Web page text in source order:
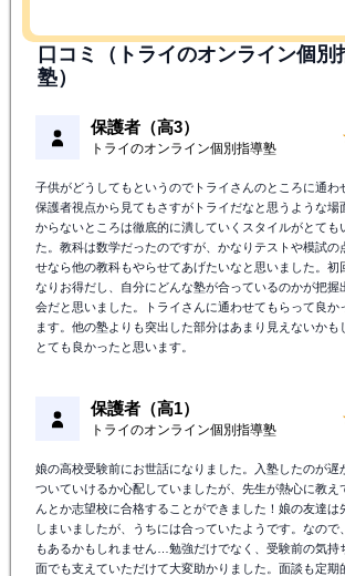
口コミ（トライのオンライン個別
塾）
保護者（高3）
トライのオンライン個別指導塾
子供がどうしてもというのでトライさんのところに通わ
保護者視点から見てもさすがトライだなと思うような場
からないところは徹底的に潰していくスタイルがとても
た。教科は数学だったのですが、かなりテストや模試の
せなら他の教科もやらせてあげたいなと思いました。初
なりお得だし、自分にどんな塾が合っているのかが把握
会だと思いました。トライさんに通わせてもらって良か
ます。他の塾よりも突出した部分はあまり見えないかも
とても良かったと思います。
保護者（高1）
トライのオンライン個別指導塾
娘の高校受験前にお世話になりました。入塾したのが遅
ついていけるか心配していましたが、先生が熱心に教え
んとか志望校に合格することができました！娘の友達は
しまいましたが、うちには合っていたようです。なので
もあるかもしれません…勉強だけでなく、受験前の気持
面でも支えていただけて大変助かりました。面談も定期